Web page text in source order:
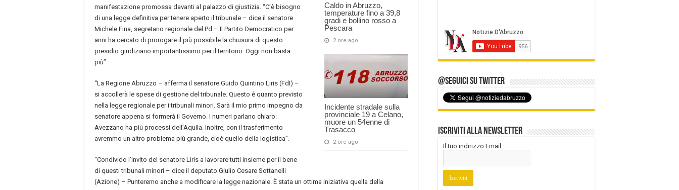
Caldo in Abruzzo,
temperature fino a 39,8
gradi e bollino rosso a
Pescara
2 ore ago
Incidente stradale sulla
provinciale 19 a Celano,
muore un 54enne di
Trasacco
2 ore ago
manifestazione promossa davanti al palazzo di giustizia. “C’è bisogno
di una legge definitiva per tenere aperto il tribunale – dice il senatore
Michele Fina, segretario regionale del Pd – Il Partito Democratico per
anni ha cercato di prorogare il più possibile la chiusura di questo
presidio giudiziario importantissimo per il territorio. Oggi non basta
più”.
“La Regione Abruzzo – afferma il senatore Guido Quintino Liris (FdI) –
si accollerà le spese di gestione del tribunale. Questo è quanto previsto
nella legge regionale per i tribunali minori. Sarà il mio primo impegno da
senatore appena si formerà il Governo. I numeri parlano chiaro:
Avezzano ha più processi dell’Aquila. Inoltre, con il trasferimento
avremmo un altro problema più grande, cioè quello della logistica”.
“Condivido l’invito del senatore Liris a lavorare tutti insieme per il bene
di questi tribunali minori – dice il deputato Giulio Cesare Sottanelli
(Azione) – Punteremo anche a modificare la legge nazionale. È stata un ottima iniziativa quella della
@Seguici su Twitter
Iscriviti alla Newsletter
Il tuo indirizzo Email